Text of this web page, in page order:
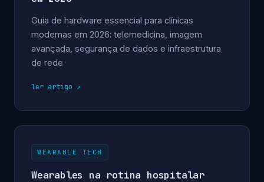
Guia de hardware essencial para clínicas
modernas em 2026: telemedicina, imagem
avançada, segurança de dados e infraestrutura
de rede.
ler artigo
WEARABLE TECH
Wearables na rotina hospitalar